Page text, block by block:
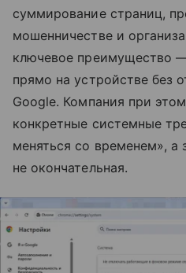
суммирование страниц,
мошенничестве и
ключевое преимущество
прямо на устройстве без
Google. Компания при
конкретные системные
меняться со временем», а
не окончательная.